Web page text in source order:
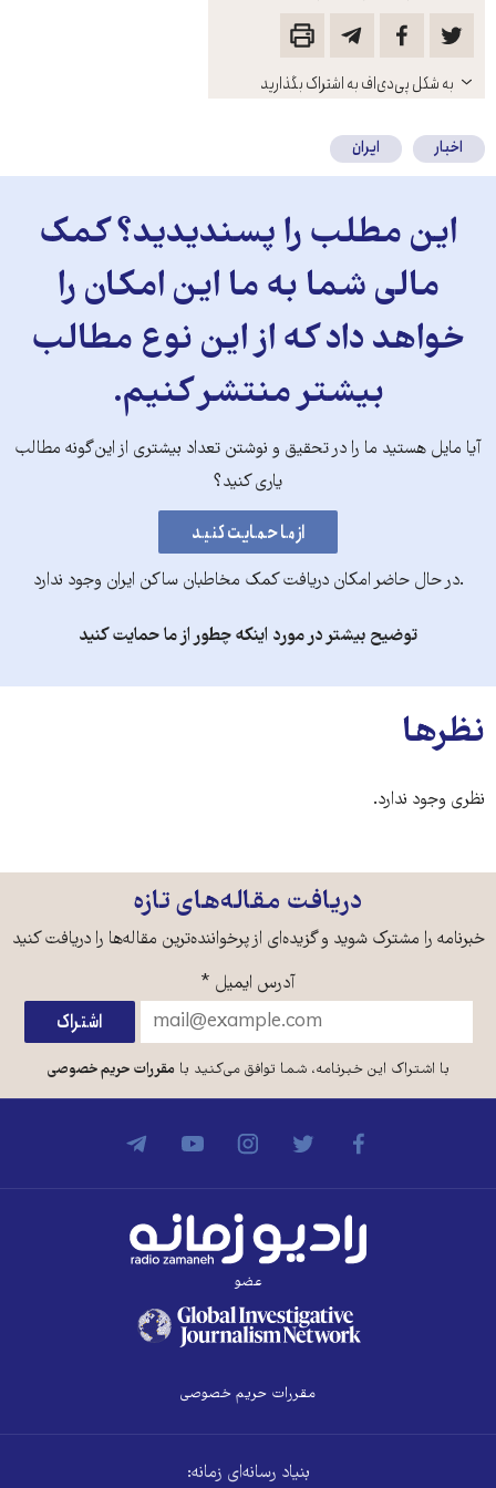
باز
کنید
به شکل پی‌دی‌اف به اشتراک بگذارید
اخبار ایران
این مطلب را پسندیدید؟ کمک
مالی شما به ما این امکان را
خواهد داد که از این نوع مطالب
بیشتر منتشر کنیم.
آیا مایل هستید ما را در تحقیق و نوشتن تعداد بیشتری از این‌گونه مطالب
یاری کنید؟
.در حال حاضر امکان دریافت کمک مخاطبان ساکن ایران وجود ندارد
توضیح بیشتر در مورد اینکه چطور از ما حمایت کنید
نظرها
نظری وجود ندارد.
دریافت مقاله‌های تازه
خبرنامه را مشترک شوید و گزیده‌ای از پرخواننده‌ترین مقاله‌ها را دریافت کنید
آدرس ایمیل *
با اشتراک این خبرنامه، شما توافق می‌کنید بامقررات حریم خصوصی
عضو
مقررات حریم خصوصی
بنیاد رسانه‌ای زمانه: